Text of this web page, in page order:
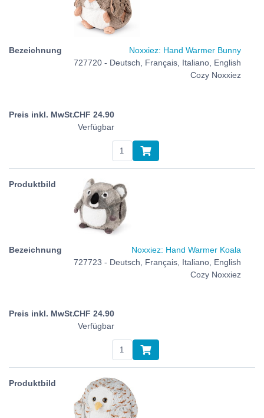
Noxxiez: Hand Warmer Bunny
727720 - Deutsch, Français, Italiano, English
Cozy Noxxiez
CHF 24.90
Verfügbar
Noxxiez: Hand Warmer Koala
727723 - Deutsch, Français, Italiano, English
Cozy Noxxiez
CHF 24.90
Verfügbar